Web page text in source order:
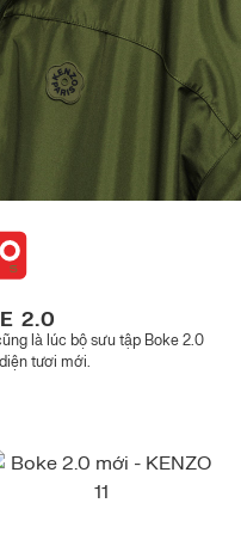
2.0
là lúc bộ sưu tập Boke 2.0
tươi mới.